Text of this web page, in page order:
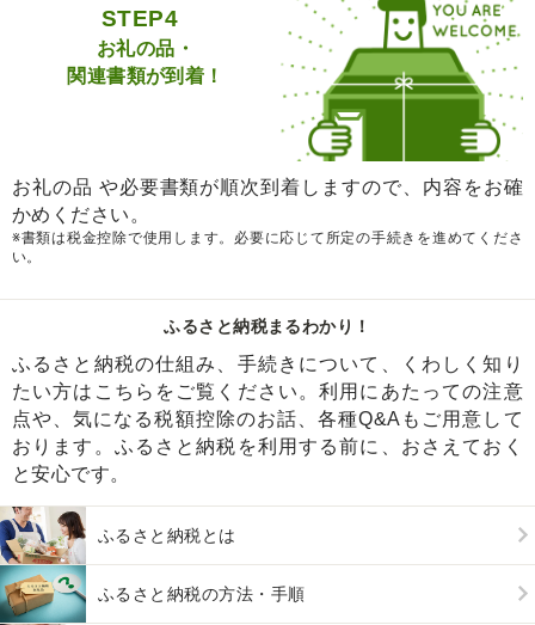
STEP4
お礼の品・
関連書類が到着！
お礼の品 や必要書類が順次到着しますので、内容をお確
かめください。
※書類は税金控除で使用します。必要に応じて所定の手続きを進めてくださ
い。
ふるさと納税まるわかり！
ふるさと納税の仕組み、手続きについて、くわしく知り
たい方はこちらをご覧ください。利用にあたっての注意
点や、気になる税額控除のお話、各種Q&Aもご用意して
おります。ふるさと納税を利用する前に、おさえておく
と安心です。
ふるさと納税とは
ふるさと納税の方法・手順